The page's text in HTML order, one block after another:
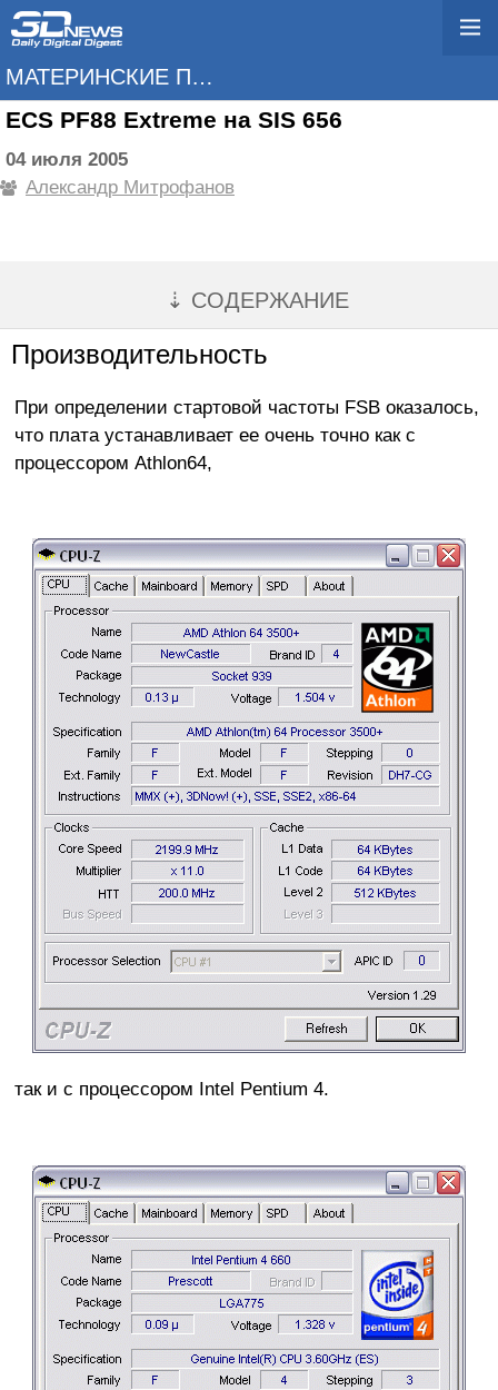
МАТЕРИНСКИЕ ПЛАТЫ
ECS PF88 Extreme на SIS 656
04 июля 2005
Александр Митрофанов
⇣ СОДЕРЖАНИЕ
Производительность
При определении стартовой частоты FSB оказалось,
что плата устанавливает ее очень точно как с
процессором Athlon64,
так и с процессором Intel Pentium 4.